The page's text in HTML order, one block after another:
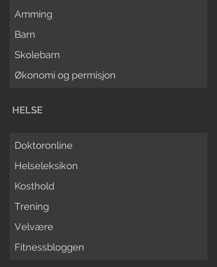
Amming
Barn
Skolebarn
Økonomi og permisjon
HELSE
Doktoronline
Helseleksikon
Kosthold
Trening
Velvære
Fitnessbloggen